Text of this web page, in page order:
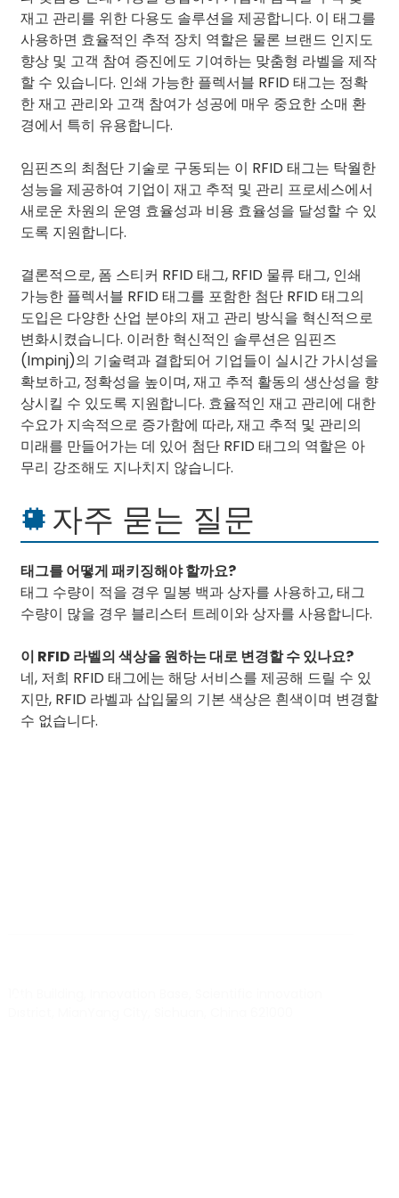
재고 관리를 위한 다용도 솔루션을 제공합니다. 이 태그를
사용하면 효율적인 추적 장치 역할은 물론 브랜드 인지도
향상 및 고객 참여 증진에도 기여하는 맞춤형 라벨을 제작
할 수 있습니다. 인쇄 가능한 플렉서블 RFID 태그는 정확
한 재고 관리와 고객 참여가 성공에 매우 중요한 소매 환
경에서 특히 유용합니다.
임핀즈의 최첨단 기술로 구동되는 이 RFID 태그는 탁월한
성능을 제공하여 기업이 재고 추적 및 관리 프로세스에서
새로운 차원의 운영 효율성과 비용 효율성을 달성할 수 있
도록 지원합니다.
결론적으로, 폼 스티커 RFID 태그, RFID 물류 태그, 인쇄
가능한 플렉서블 RFID 태그를 포함한 첨단 RFID 태그의
도입은 다양한 산업 분야의 재고 관리 방식을 혁신적으로
변화시켰습니다. 이러한 혁신적인 솔루션은 임핀즈
(Impinj)의 기술력과 결합되어 기업들이 실시간 가시성을
확보하고, 정확성을 높이며, 재고 추적 활동의 생산성을 향
상시킬 수 있도록 지원합니다. 효율적인 재고 관리에 대한
수요가 지속적으로 증가함에 따라, 재고 추적 및 관리의
미래를 만들어가는 데 있어 첨단 RFID 태그의 역할은 아
무리 강조해도 지나치지 않습니다.
자주 묻는 질문
태그를 어떻게 패키징해야 할까요?
태그 수량이 적을 경우 밀봉 백과 상자를 사용하고, 태그
수량이 많을 경우 블리스터 트레이와 상자를 사용합니다.
이 RFID 라벨의 색상을 원하는 대로 변경할 수 있나요?
네, 저희 RFID 태그에는 해당 서비스를 제공해 드릴 수 있
지만, RFID 라벨과 삽입물의 기본 색상은 흰색이며 변경할
수 없습니다.